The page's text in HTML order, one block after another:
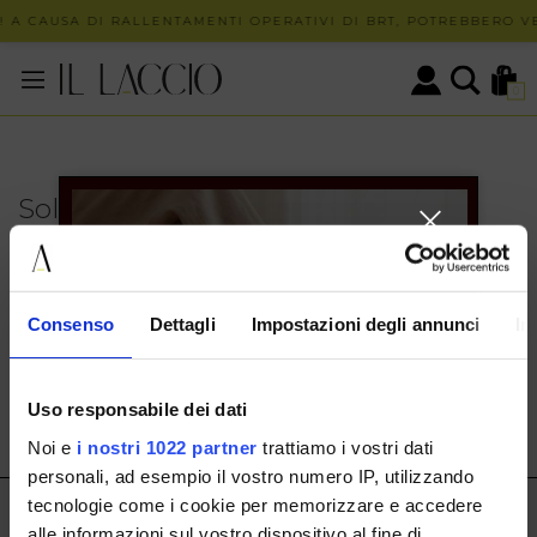
Consenso Dettagli Impostazioni degli annunci
Uso responsabile dei dati
Noi e i nostri 1022 partner trattiamo i vostri dati
personali, ad esempio il vostro numero IP, utilizzando
tecnologie come i cookie per memorizzare e accedere
A CAUSA DI RALLENTAMENTI OPERATIVI DI BRT, POTREBBERO
0
Solo in negozio
PUOI TROVARE QUESTO ARTICOLO SOLO PRESSO I
NOSTRI PUNTI VENDITA:
customerservice@illaccio.it
IL LACCIO